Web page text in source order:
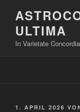
Inhalt
springenULTIMA
In Varietate Concordia
VERÖFFENTLICHT
1. APRIL 2026